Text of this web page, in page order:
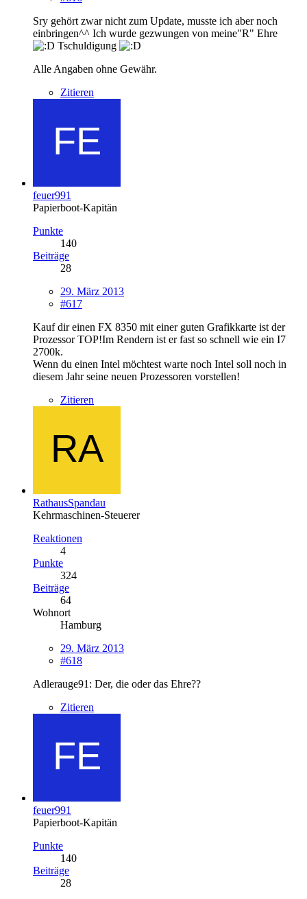
Sry gehört zwar nicht zum Update, musste ich aber noch
einbringen^^ Ich wurde gezwungen von meine"R" Ehre
Tschuldigung
Alle Angaben ohne Gewähr.
Zitieren
feuer991
Papierboot-Kapitän
Punkte
140
Beiträge
28
29. März 2013
#617
Kauf dir einen FX 8350 mit einer guten Grafikkarte ist der
Prozessor TOP!Im Rendern ist er fast so schnell wie ein I7
2700k.
Wenn du einen Intel möchtest warte noch Intel soll noch in
diesem Jahr seine neuen Prozessoren vorstellen!
Zitieren
RathausSpandau
Kehrmaschinen-Steuerer
Reaktionen
4
Punkte
324
Beiträge
64
Wohnort
Hamburg
29. März 2013
#618
Adlerauge91: Der, die oder das Ehre??
Zitieren
feuer991
Papierboot-Kapitän
Punkte
140
Beiträge
28